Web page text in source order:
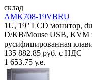
склад
AMK708-19VBRU
1U, 19'' LCD монитор,
D/KB/Mouse USB, KVM
русифицированная
135 882.85 руб. с НДС
1 653.75 у.е.